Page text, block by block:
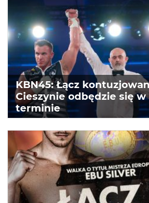
KBN45: Łącz
Cieszynie odbędzie się
terminie